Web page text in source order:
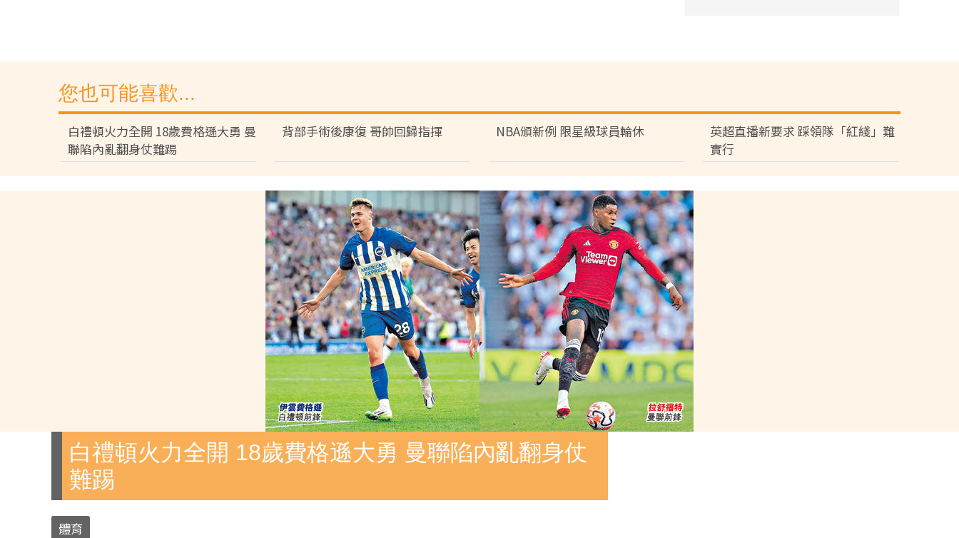
您也可能喜歡...
白禮頓火力全開 18歲費格遜大勇 曼
聯陷內亂翻身仗難踢
背部手術後康復 哥帥回歸指揮 NBA頒新例 限星級球員輪休
英超直播新要求 踩領隊「紅綫」難
實行
白禮頓火力全開 18歲費格遜大勇 曼聯陷內亂翻身仗
難踢
體育